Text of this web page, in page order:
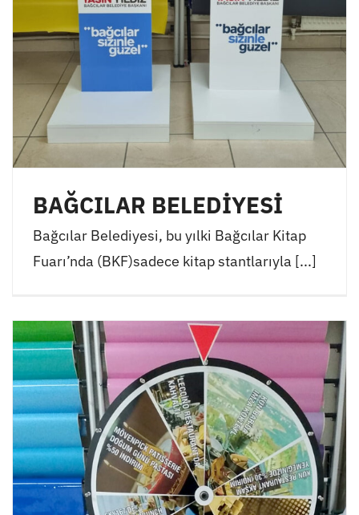
BAĞCILAR BELEDİYESİ
Bağcılar Belediyesi, bu yılki Bağcılar Kitap
Fuarı’nda (BKF)sadece kitap stantlarıyla [...]